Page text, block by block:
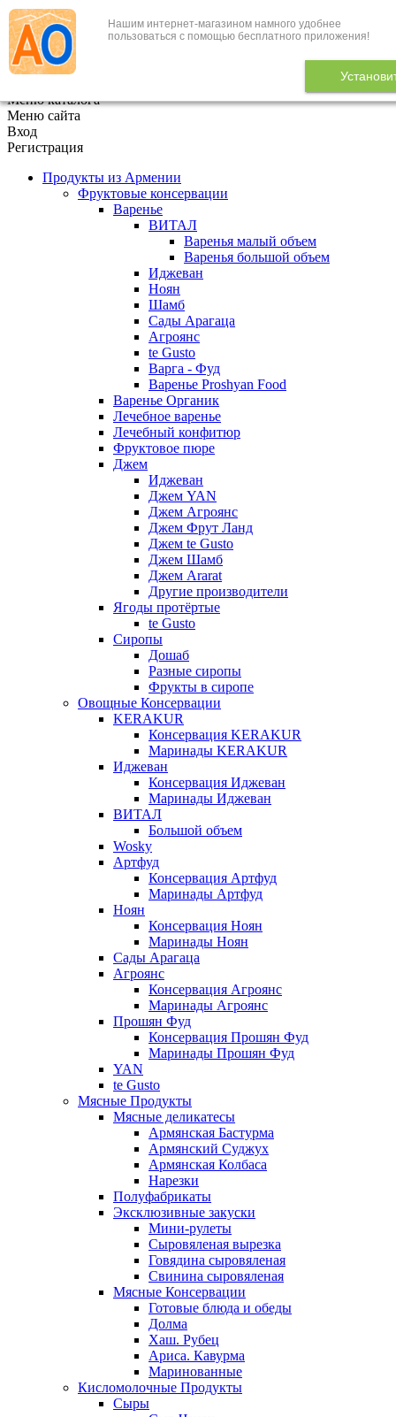
Нашим интернет-магазином намного удобнее
пользоваться с помощью бесплатного приложения!
+7 (495) 646-888-1
В корзине 0
Меню каталога
Меню сайта
Вход
Регистрация
Продукты из Армении
Фруктовые консервации
Варенье
ВИТАЛ
Варенья малый объем
Варенья большой объем
Иджеван
Ноян
Шамб
Сады Арагаца
Агроянс
te Gusto
Варга - Фуд
Варенье Proshyan Food
Варенье Органик
Лечебное варенье
Лечебный конфитюр
Фруктовое пюре
Джем
Иджеван
Джем YAN
Джем Агроянс
Джем Фрут Ланд
Джем te Gusto
Джем Шамб
Джем Ararat
Другие производители
Ягоды протёртые
te Gusto
Сиропы
Дошаб
Разные сиропы
Фрукты в сиропе
Овощные Консервации
KERAKUR
Консервация KERAKUR
Маринады KERAKUR
Иджеван
Консервация Иджеван
Маринады Иджеван
ВИТАЛ
Большой объем
Wosky
Артфуд
Консервация Артфуд
Маринады Артфуд
Ноян
Консервация Ноян
Маринады Ноян
Сады Арагаца
Агроянс
Консервация Агроянс
Маринады Агроянс
Прошян Фуд
Консервация Прошян Фуд
Маринады Прошян Фуд
YAN
te Gusto
Мясные Продукты
Мясные деликатесы
Армянская Бастурма
Армянский Суджух
Армянская Колбаса
Нарезки
Полуфабрикаты
Эксклюзивные закуски
Мини-рулеты
Сыровяленая вырезка
Говядина сыровяленая
Свинина сыровяленая
Мясные Консервации
Готовые блюда и обеды
Долма
Хаш. Рубец
Ариса. Кавурма
Маринованные
Кисломолочные Продукты
Сыры